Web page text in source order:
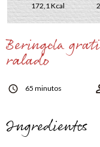
172,1 Kcal
Beringela
ralado
65 minutos
Ingredientes